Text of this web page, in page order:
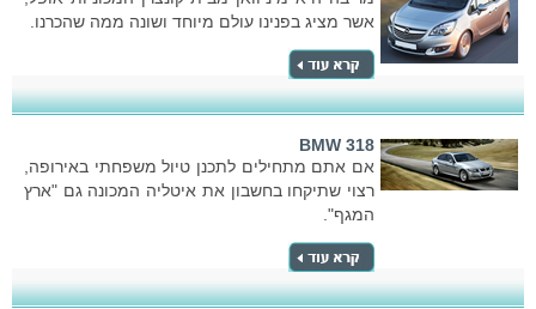
אשר מציג בפנינו עולם מיוחד ושונה ממה שהכרנו.
BMW 318
אם אתם מתחילים לתכנן טיול משפחתי באירופה,
רצוי שתיקחו בחשבון את איטליה המכונה גם "ארץ
המגף".